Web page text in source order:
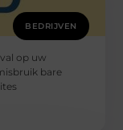
BEDRIJVEN
op uw
bare